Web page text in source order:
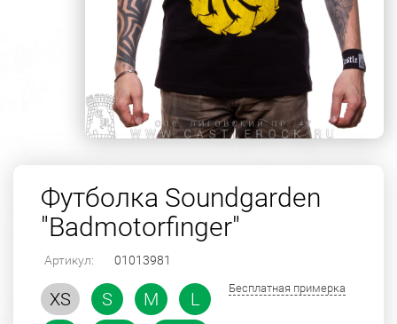
Футболка Soundgarden
"Badmotorfinger"
Артикул: 01013981
XS S M
L
Бесплатная примерка